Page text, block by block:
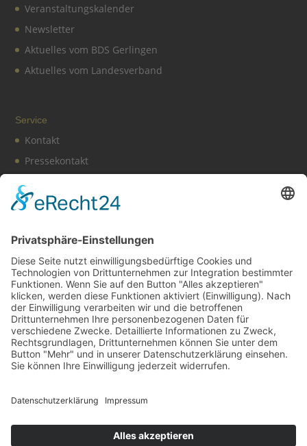
Veranstaltungskalender
Newsletter
Aktuelles vom BDS Gerlingen
Aktuelles vom Landesverband
Service
Kontakt
Pressekontakt
Impressum
Cookie-Einstellungen
BDS News – immer aktuell
Melden Sie sich zu unseremNewsletteran und verpassen
Sie keine aktuellen Tipps mehr rund um unsere Aktionen,
wie z. B. verkaufsoffene Sonntage, After-Work-Parties und
das aktuelle Unternehmer-Geschehen in Gerlingen!